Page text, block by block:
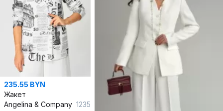
235.55 BYN
Жакет
Angelina & Сompany 1235